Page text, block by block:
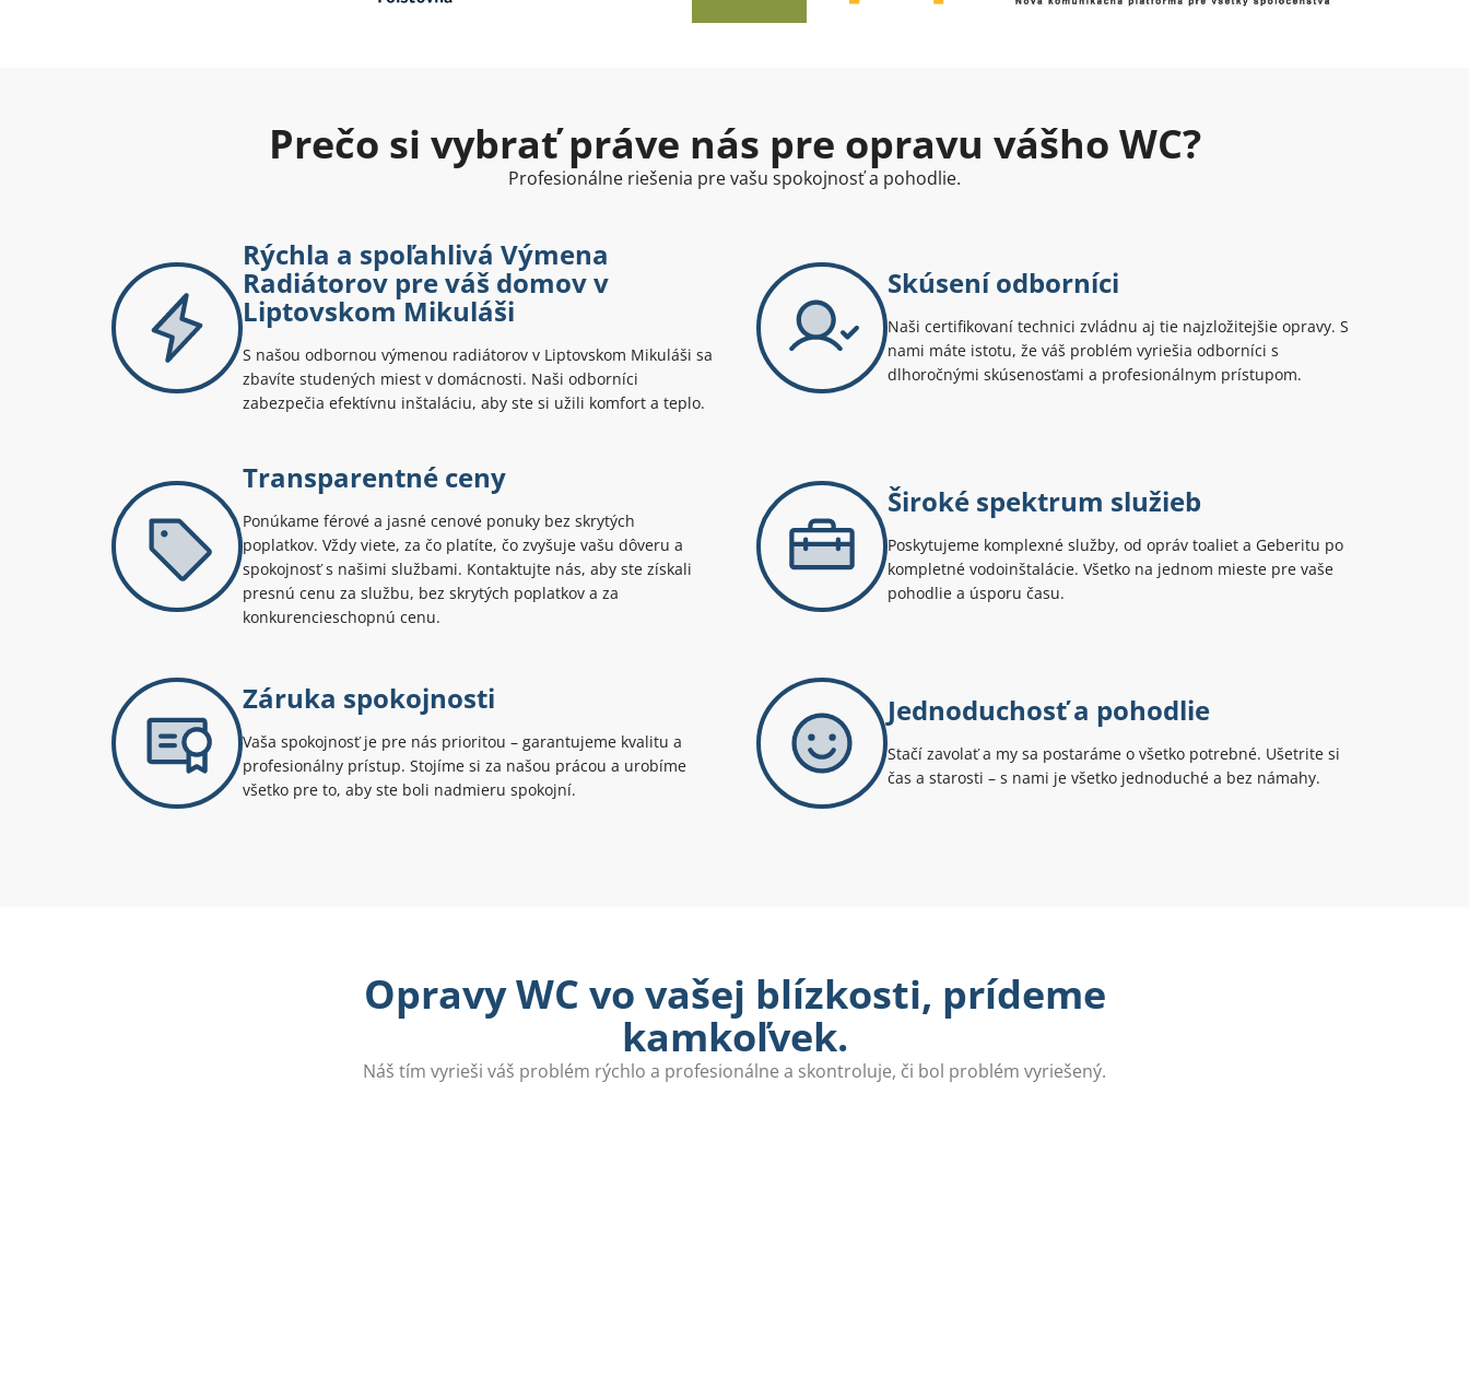
Prečo si vybrať práve nás pre opravu vášho WC?
Profesionálne riešenia pre vašu spokojnosť a pohodlie.
Rýchla a spoľahlivá Výmena
Radiátorov pre váš domov v
Liptovskom Mikuláši
S našou odbornou výmenou radiátorov v Liptovskom Mikuláši sa
zbavíte studených miest v domácnosti. Naši odborníci
zabezpečia efektívnu inštaláciu, aby ste si užili komfort a teplo.
Skúsení odborníci
Naši certifikovaní technici zvládnu aj tie najzložitejšie opravy. S
nami máte istotu, že váš problém vyriešia odborníci s
dlhoročnými skúsenosťami a profesionálnym prístupom.
Transparentné ceny
Ponúkame férové a jasné cenové ponuky bez skrytých
poplatkov. Vždy viete, za čo platíte, čo zvyšuje vašu dôveru a
spokojnosť s našimi službami. Kontaktujte nás, aby ste získali
presnú cenu za službu, bez skrytých poplatkov a za
konkurencieschopnú cenu.
Široké spektrum služieb
Poskytujeme komplexné služby, od opráv toaliet a Geberitu po
kompletné vodoinštalácie. Všetko na jednom mieste pre vaše
pohodlie a úsporu času.
Záruka spokojnosti
Vaša spokojnosť je pre nás prioritou – garantujeme kvalitu a
profesionálny prístup. Stojíme si za našou prácou a urobíme
všetko pre to, aby ste boli nadmieru spokojní.
Jednoduchosť a pohodlie
Stačí zavolať a my sa postaráme o všetko potrebné. Ušetrite si
čas a starosti – s nami je všetko jednoduché a bez námahy.
Opravy WC vo vašej blízkosti, prídeme
kamkoľvek.
Náš tím vyrieši váš problém rýchlo a profesionálne a skontroluje, či bol problém vyriešený.